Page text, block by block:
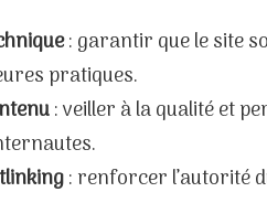
: garantir que le site
pratiques.
: veiller à la qualité et
: renforcer l’autorité